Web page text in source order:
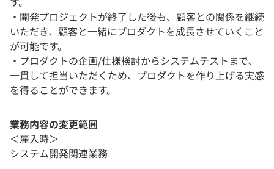
・開発プロジェクトが終了した後も、顧客との関係を継続
いただき、顧客と一緒にプロダクトを成長させていくこと
が可能です。
・プロダクトの企画/仕様検討からシステムテストまで、
一貫して担当いただくため、プロダクトを作り上げる実感
を得ることができます。
業務内容の変更範囲
＜雇入時＞
システム開発関連業務